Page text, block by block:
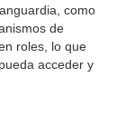
como
de
roles, lo que
acceder y